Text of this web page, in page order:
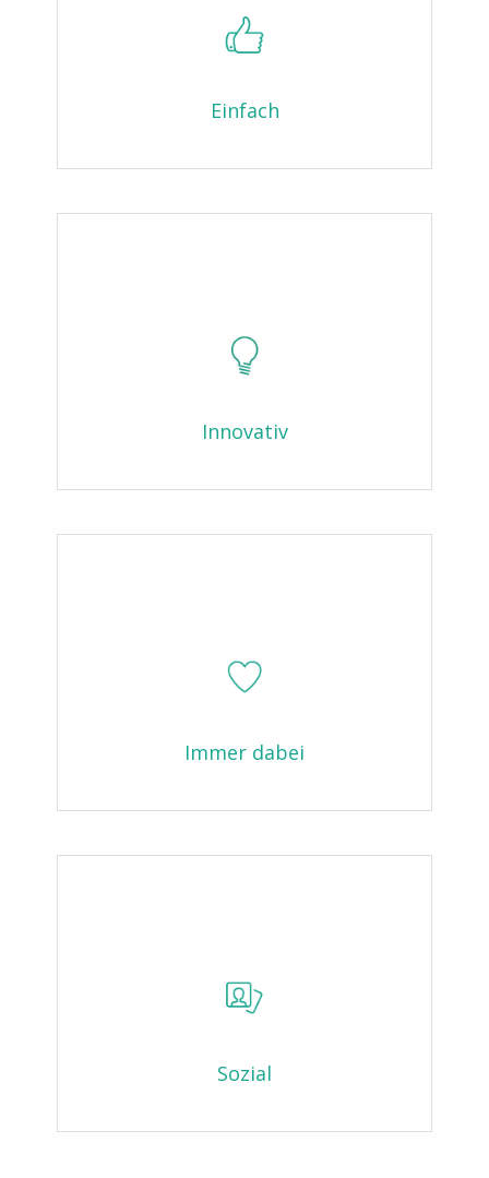
Einfach
Innovativ
Immer dabei
Sozial